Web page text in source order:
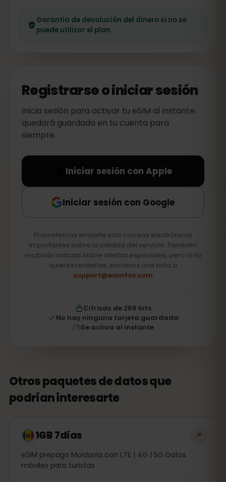
Garantía de devolución del dinero si no se
puede utilizar el plan
Registrarse o iniciar sesión
Inicia sesión para activar tu eSIM al instante:
quedará guardada en tu cuenta para
siempre.
Iniciar sesión con Apple
Iniciar sesión con Google
Prometemos enviarte solo correos electrónicos
importantes sobre la calidad del servicio. También
recibirás noticias sobre ofertas especiales, pero si no
quieres recibirlas, envíanos una nota a
support@esimfox.com
Cifrado de 256 bits
No hay ninguna tarjeta guardada
Se activa al instante
Otros paquetes de datos que
podrían interesarte
1GB 7días
eSIM prepago Moldavia con LTE | 4G | 5G Datos
móviles para turistas